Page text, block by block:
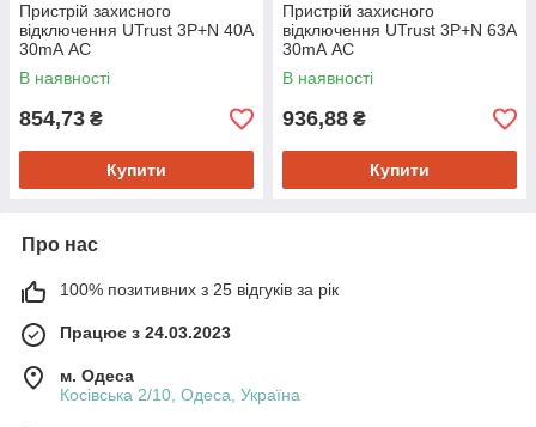
Пристрій захисного
відключення UTrust 3P+N 40А
30mА АС
В наявності
854,73 ₴
Купити
Пристрій захисного
відключення UTrust 3P+N 63А
30mА АС
В наявності
936,88 ₴
Купити
Про нас
100% позитивних з 25 відгуків за рік
Працює з 24.03.2023
м. Одеса
Косівська 2/10, Одеса, Україна